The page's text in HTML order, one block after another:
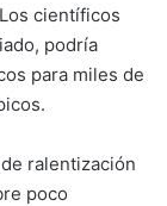
científicos
podría
para miles de
ralentización
poco